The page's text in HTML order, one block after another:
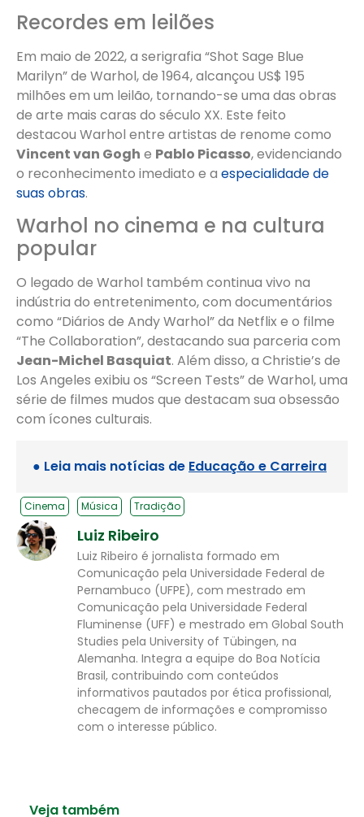
Recordes em leilões
Em maio de 2022, a serigrafia “Shot Sage Blue
Marilyn” de Warhol, de 1964, alcançou US$ 195
milhões em um leilão, tornando-se uma das obras
de arte mais caras do século XX. Este feito
destacou Warhol entre artistas de renome como
Vincent van Gogh e Pablo Picasso, evidenciando
o reconhecimento imediato e a especialidade de
suas obras.
Warhol no cinema e na cultura
popular
O legado de Warhol também continua vivo na
indústria do entretenimento, com documentários
como “Diários de Andy Warhol” da Netflix e o filme
“The Collaboration”, destacando sua parceria com
Jean-Michel Basquiat. Além disso, a Christie’s de
Los Angeles exibiu os “Screen Tests” de Warhol, uma
série de filmes mudos que destacam sua obsessão
com ícones culturais.
● Leia mais notícias de Educação e Carreira
Cinema Música Tradição
Luiz Ribeiro
Luiz Ribeiro é jornalista formado em
Comunicação pela Universidade Federal de
Pernambuco (UFPE), com mestrado em
Comunicação pela Universidade Federal
Fluminense (UFF) e mestrado em Global South
Studies pela University of Tübingen, na
Alemanha. Integra a equipe do Boa Notícia
Brasil, contribuindo com conteúdos
informativos pautados por ética profissional,
checagem de informações e compromisso
com o interesse público.
Veja também